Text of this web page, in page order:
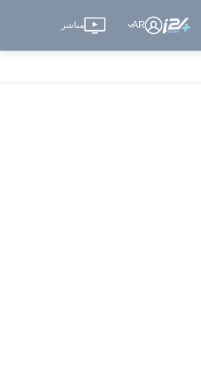
AR مباشر